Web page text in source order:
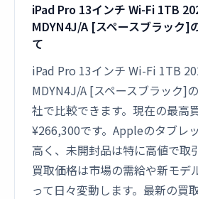
iPad Pro 13インチ Wi-Fi 1TB
MDYN4J/A [スペースブラック]
て
iPad Pro 13インチ Wi-Fi 1TB
MDYN4J/A [スペースブラック]
社で比較できます。現在の最高
¥266,300です。Appleのタブレ
高く、未開封品は特に高値で取
買取価格は市場の需給や新モデ
って日々変動します。最新の買